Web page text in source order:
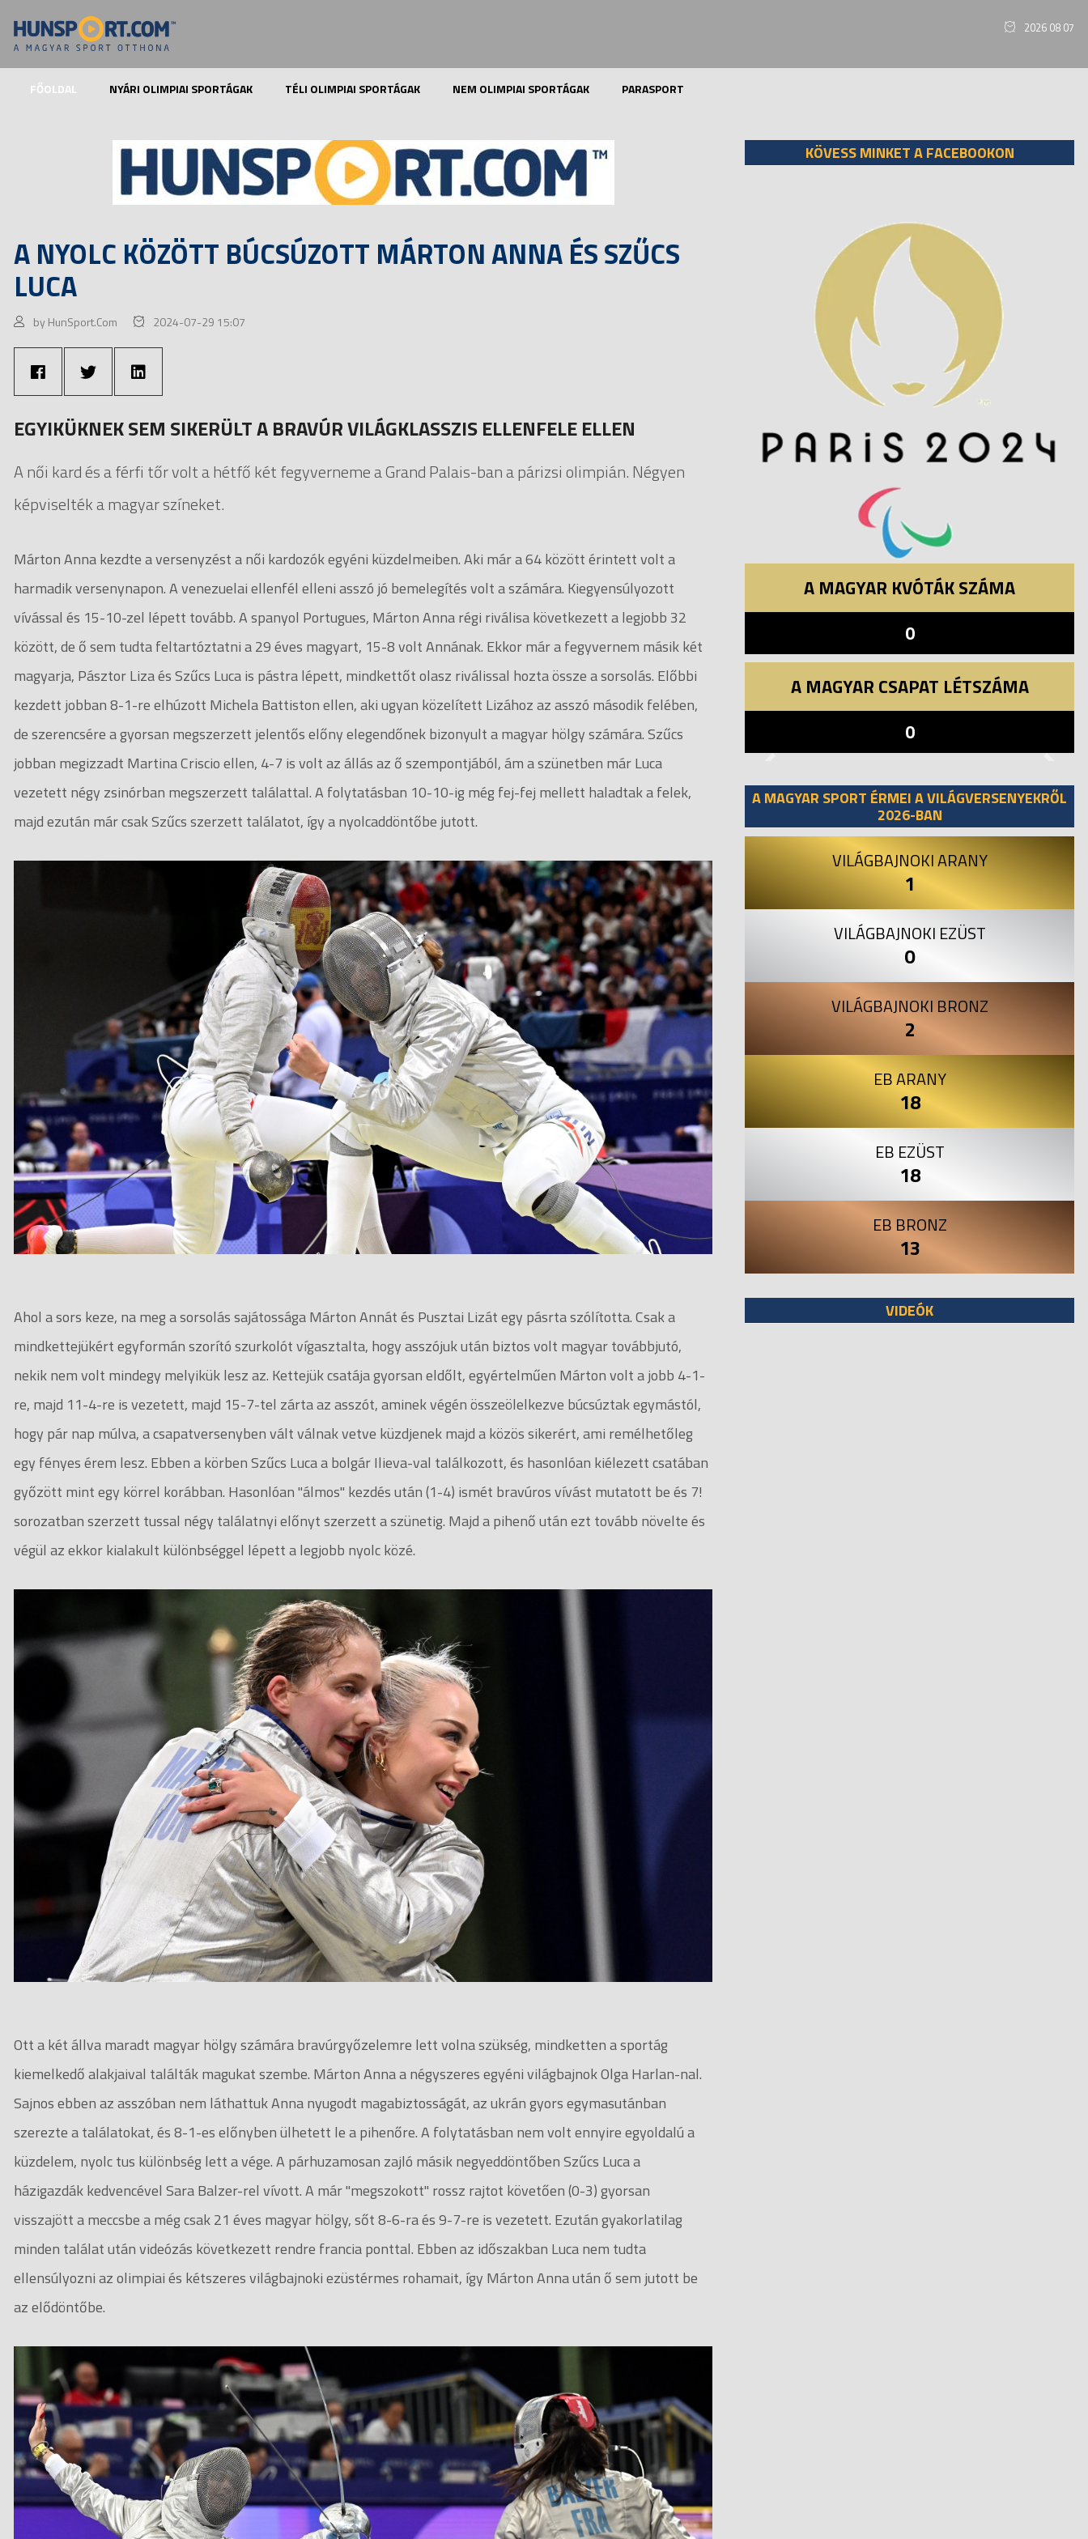
2026 08 07
FŐOLDAL NYÁRI OLIMPIAI SPORTÁGAK TÉLI OLIMPIAI SPORTÁGAK NEM OLIMPIAI SPORTÁGAK PARASPORT
A NYOLC KÖZÖTT BÚCSÚZOTT MÁRTON ANNA ÉS SZŰCS
LUCA
by HunSport.Com 2024-07-29 15:07
EGYIKÜKNEK SEM SIKERÜLT A BRAVÚR VILÁGKLASSZIS ELLENFELE ELLEN
A női kard és a férfi tőr volt a hétfő két fegyverneme a Grand Palais-ban a párizsi olimpián. Négyen
képviselték a magyar színeket.
Márton Anna kezdte a versenyzést a női kardozók egyéni küzdelmeiben. Aki már a 64 között érintett volt a
harmadik versenynapon. A venezuelai ellenfél elleni asszó jó bemelegítés volt a számára. Kiegyensúlyozott
vívással és 15-10-zel lépett tovább. A spanyol Portugues, Márton Anna régi riválisa következett a legjobb 32
között, de ő sem tudta feltartóztatni a 29 éves magyart, 15-8 volt Annának. Ekkor már a fegyvernem másik két
magyarja, Pásztor Liza és Szűcs Luca is pástra lépett, mindkettőt olasz riválissal hozta össze a sorsolás. Előbbi
kezdett jobban 8-1-re elhúzott Michela Battiston ellen, aki ugyan közelített Lizához az asszó második felében,
de szerencsére a gyorsan megszerzett jelentős előny elegendőnek bizonyult a magyar hölgy számára. Szűcs
jobban megizzadt Martina Criscio ellen, 4-7 is volt az állás az ő szempontjából, ám a szünetben már Luca
vezetett négy zsinórban megszerzett találattal. A folytatásban 10-10-ig még fej-fej mellett haladtak a felek,
majd ezután már csak Szűcs szerzett találatot, így a nyolcaddöntőbe jutott.
Ahol a sors keze, na meg a sorsolás sajátossága Márton Annát és Pusztai Lizát egy pásrta szólította. Csak a
mindkettejükért egyformán szorító szurkolót vígasztalta, hogy asszójuk után biztos volt magyar továbbjutó,
nekik nem volt mindegy melyikük lesz az. Kettejük csatája gyorsan eldőlt, egyértelműen Márton volt a jobb 4-1-
re, majd 11-4-re is vezetett, majd 15-7-tel zárta az asszót, aminek végén összeölelkezve búcsúztak egymástól,
hogy pár nap múlva, a csapatversenyben vált válnak vetve küzdjenek majd a közös sikerért, ami remélhetőleg
egy fényes érem lesz. Ebben a körben Szűcs Luca a bolgár Ilieva-val találkozott, és hasonlóan kiélezett csatában
győzött mint egy körrel korábban. Hasonlóan "álmos" kezdés után (1-4) ismét bravúros vívást mutatott be és 7!
sorozatban szerzett tussal négy találatnyi előnyt szerzett a szünetig. Majd a pihenő után ezt tovább növelte és
végül az ekkor kialakult különbséggel lépett a legjobb nyolc közé.
Ott a két állva maradt magyar hölgy számára bravúrgyőzelemre lett volna szükség, mindketten a sportág
kiemelkedő alakjaival találták magukat szembe. Márton Anna a négyszeres egyéni világbajnok Olga Harlan-nal.
Sajnos ebben az asszóban nem láthattuk Anna nyugodt magabiztosságát, az ukrán gyors egymasutánban
szerezte a találatokat, és 8-1-es előnyben ülhetett le a pihenőre. A folytatásban nem volt ennyire egyoldalú a
küzdelem, nyolc tus különbség lett a vége. A párhuzamosan zajló másik negyeddöntőben Szűcs Luca a
házigazdák kedvencével Sara Balzer-rel vívott. A már "megszokott" rossz rajtot követően (0-3) gyorsan
visszajött a meccsbe a még csak 21 éves magyar hölgy, sőt 8-6-ra és 9-7-re is vezetett. Ezután gyakorlatilag
minden találat után videózás következett rendre francia ponttal. Ebben az időszakban Luca nem tudta
ellensúlyozni az olimpiai és kétszeres világbajnoki ezüstérmes rohamait, így Márton Anna után ő sem jutott be
az elődöntőbe.
KÖVESS MINKET A FACEBOOKON
A MAGYAR KVÓTÁK SZÁMA
0
A MAGYAR CSAPAT LÉTSZÁMA
0
A MAGYAR SPORT ÉRMEI A VILÁGVERSENYEKRŐL
2026-BAN
VILÁGBAJNOKI ARANY
1
VILÁGBAJNOKI EZÜST
0
VILÁGBAJNOKI BRONZ
2
EB ARANY
18
EB EZÜST
18
EB BRONZ
13
VIDEÓK